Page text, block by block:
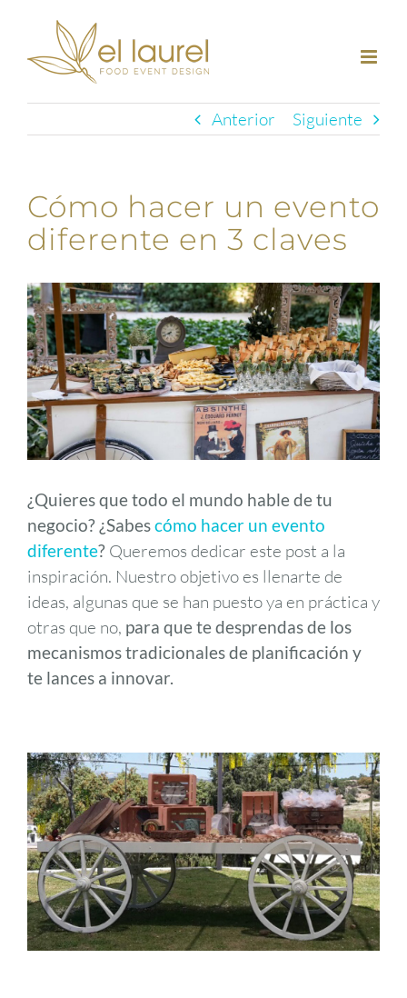
contenido
Anterior Siguiente
Cómo hacer un evento
diferente en 3 claves
¿Quieres que todo el mundo hable de tu
negocio? ¿Sabescómo hacer un evento
diferente? Queremos dedicar este post a la
inspiración. Nuestro objetivo es llenarte de
ideas, algunas que se han puesto ya en práctica y
otras que no, para que te desprendas de los
mecanismos tradicionales de planificación y
te lances a innovar.